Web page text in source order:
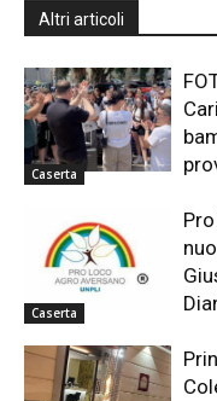
Altri articoli
Caserta
Caserta